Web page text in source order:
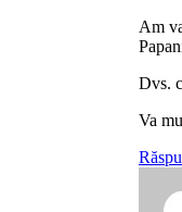
Am
Dvs.
Va